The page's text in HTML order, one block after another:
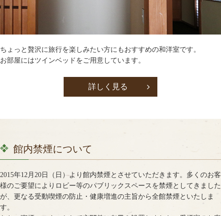
ちょっと贅沢に旅行を楽しみたい方にもおすすめの和洋室です。
お部屋にはツインベッドをご用意しています。
詳しく見る
館内禁煙について
2015年12月20日（日）より館内禁煙とさせていただきます。多くのお客
様のご要望によりロビー等のパブリックスペースを禁煙としてきました
が、更なる受動喫煙の防止・健康増進の主旨から全館禁煙といたしま
す。